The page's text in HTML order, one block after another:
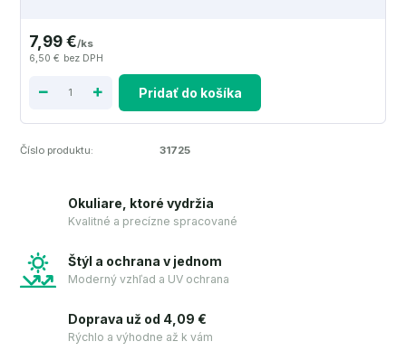
7,99 €/ks
6,50 € bez DPH
Pridať do košíka
Číslo produktu: 31725
Okuliare, ktoré vydržia
Kvalitné a precízne spracované
Štýl a ochrana v jednom
Moderný vzhľad a UV ochrana
Doprava už od 4,09 €
Rýchlo a výhodne až k vám